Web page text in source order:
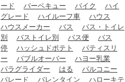
ード
バーベキュー バイク
ハイ
グレード
ハイルーフ車
ハウス
ハウスメーカー
バス
バス・トイレ
別
バストイレ別 バス便
バス
停
ハッシュドポテト
パティスリ
ー
バブルオーバー
ハヨー乳業
パラグライダー
はる
バルコニー
パレード
バレンタイン
ハローキテ